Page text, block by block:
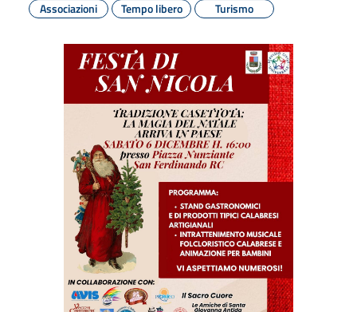
Associazioni
Tempo libero Turismo